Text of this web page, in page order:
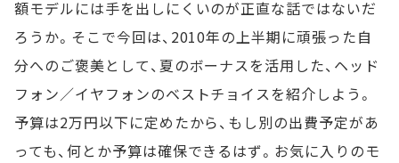
額モデルには手を出しにくいのが正直な話ではないだ
ろうか。そこで今回は、2010年の上半期に頑張った自
分へのご褒美として、夏のボーナスを活用した、ヘッド
フォン／イヤフォンのベストチョイスを紹介しよう。
予算は2万円以下に定めたから、もし別の出費予定があ
っても、何とか予算は確保できるはず。お気に入りのモ